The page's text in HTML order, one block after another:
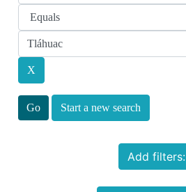
Start a new search
Add filters: